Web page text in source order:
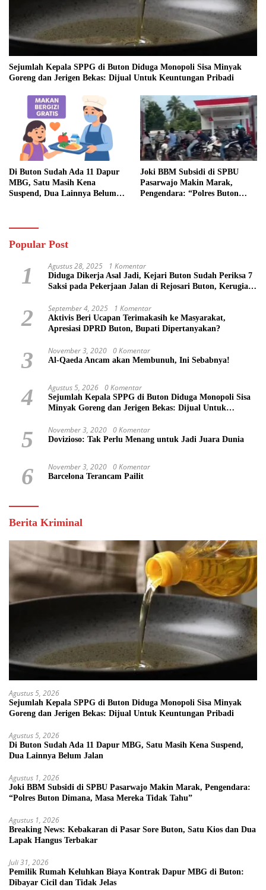
Sejumlah Kepala SPPG di Buton Diduga Monopoli Sisa Minyak
Goreng dan Jerigen Bekas: Dijual Untuk Keuntungan Pribadi
Di Buton Sudah Ada 11 Dapur
MBG, Satu Masih Kena
Suspend, Dua Lainnya Belum
Joki BBM Subsidi di SPBU
Pasarwajo Makin Marak,
Pengendara: “Polres Buton
Popular Post
1 Agustus 28, 2025 1 Komentar
Diduga Dikerja Asal Jadi, Kejari Buton Sudah Periksa 7
Saksi pada Pekerjaan Jalan di Rejosari Buton, Kerugian
2 September 4, 2025 1 Komentar
Aktivis Beri Ucapan Terimakasih ke Masyarakat,
Apresiasi DPRD Buton, Bupati Dipertanyakan?
3 November 3, 2020 0 Komentar
Al-Qaeda Ancam akan Membunuh, Ini Sebabnya!
4 Agustus 5, 2026 0 Komentar
Sejumlah Kepala SPPG di Buton Diduga Monopoli Sisa
Minyak Goreng dan Jerigen Bekas: Dijual Untuk
5 November 3, 2020 0 Komentar
Dovizioso: Tak Perlu Menang untuk Jadi Juara Dunia
6 November 3, 2020 0 Komentar
Barcelona Terancam Pailit
Berita Kriminal
Agustus 5, 2026
Sejumlah Kepala SPPG di Buton Diduga Monopoli Sisa Minyak
Goreng dan Jerigen Bekas: Dijual Untuk Keuntungan Pribadi
Agustus 5, 2026
Di Buton Sudah Ada 11 Dapur MBG, Satu Masih Kena Suspend,
Dua Lainnya Belum Jalan
Agustus 1, 2026
Joki BBM Subsidi di SPBU Pasarwajo Makin Marak, Pengendara:
“Polres Buton Dimana, Masa Mereka Tidak Tahu”
Agustus 1, 2026
Breaking News: Kebakaran di Pasar Sore Buton, Satu Kios dan Dua
Lapak Hangus Terbakar
Juli 31, 2026
Pemilik Rumah Keluhkan Biaya Kontrak Dapur MBG di Buton:
Dibayar Cicil dan Tidak Jelas